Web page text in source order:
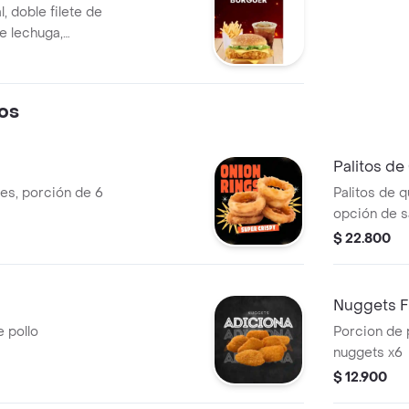
doble filete de
lechuga,
tocineta
porción de 6
Palitos de
Palitos de
opción de
$ 22.800
pollo
Nuggets
Porcion de
nuggets x6
$ 12.900